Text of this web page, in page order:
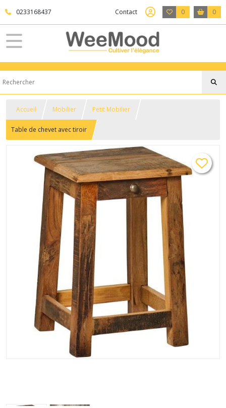
0233168437 Contact 0 0
Accueil Mobilier Petit Mobilier
Table de chevet avec tiroir